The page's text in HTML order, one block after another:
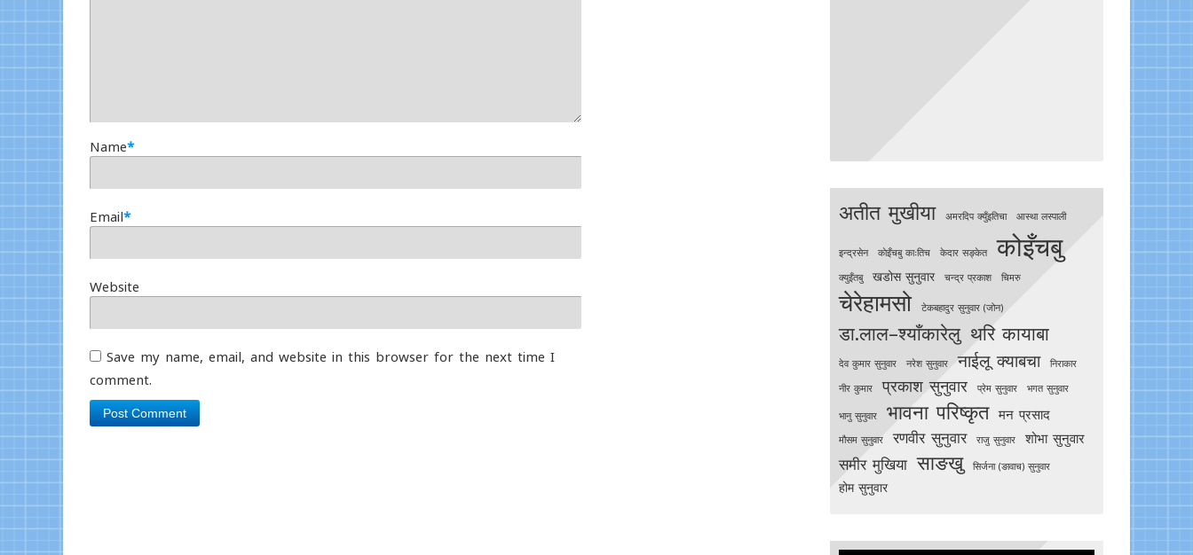
Name*
Email*
Website
Save my name, email, and website in this browser for the next time I
comment.
अतीत मुखीया अमरदिप क्युँइतिचा आस्था लस्पाली
इन्द्रसेन काेइँचबु काःतिच केदार सङ्केत कोइँचबु
क्युइँतबु खडोस सुनुवार चन्द्र प्रकाश चिमरु
चेरेहामसो टेकबहादुर सुनुवार (जोन)
डा.लाल–श्याँकारेलु थरि कायाबा
देव कुमार सुनुवार नरेश सुनुवार नाईलू क्याबचा
निराकार
नीर कुमार
प्रकाश सुनुवार प्रेम सुनुवार भगत सुनुवार
भानु सुनुवार भावना परिष्कृत मन प्रसाद
मौसम सुनुवार रणवीर सुनुवार राजु सुनुवार शोभा सुनुवार
समीर मुखिया साङखु सिर्जना (ङावाच) सुनुवार
होम सुनुवार